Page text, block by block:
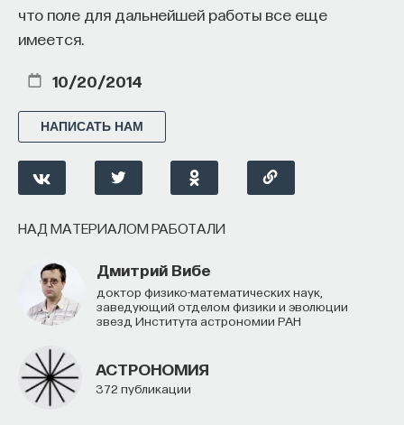
что поле для дальнейшей работы все еще
имеется.
10/20/2014
НАПИСАТЬ НАМ
НАД МАТЕРИАЛОМ РАБОТАЛИ
Дмитрий Вибе
доктор физико-математических наук,
заведующий отделом физики и эволюции
звезд Института астрономии РАН
АСТРОНОМИЯ
372 публикации